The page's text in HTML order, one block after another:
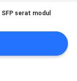
SFP serat modul